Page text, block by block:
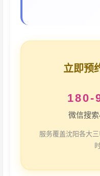
立即预
180-
微信搜索
服务覆盖沈阳各大